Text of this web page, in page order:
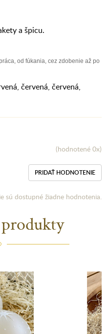
a špicu.
od fúkania, cez zdobenie až po
, červená, červená,
(hodnotené 0x)
PRIDAŤ HODNOTENIE
sú dostupné žiadne hodnotenia.